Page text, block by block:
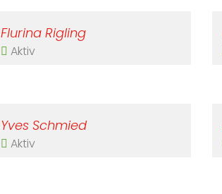
Flurina Rigling
Aktiv
Yves Schmied
Aktiv